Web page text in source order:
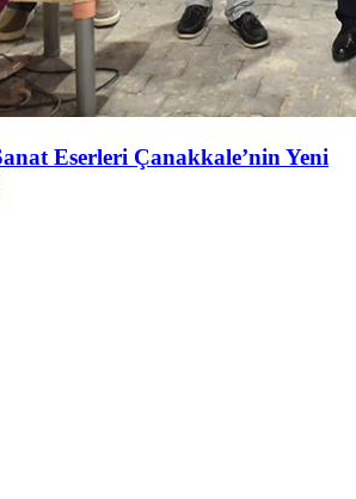
Eserleri Çanakkale’nin Yeni